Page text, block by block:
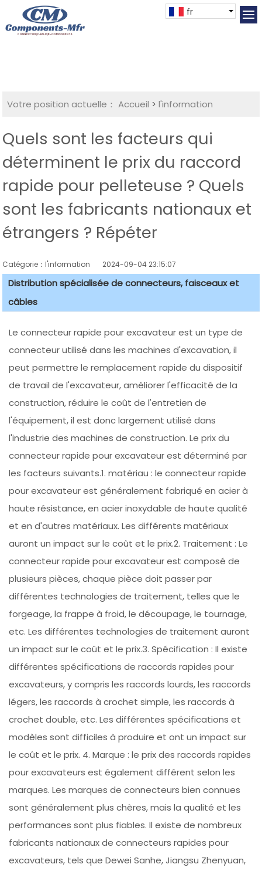
fr
Votre position actuelle： Accueil >l'information
Quels sont les facteurs qui
déterminent le prix du raccord
rapide pour pelleteuse ? Quels
sont les fabricants nationaux et
étrangers ? Répéter
Catégorie：l'information 2024-09-04 23:15:07
Distribution spécialisée de connecteurs, faisceaux et
câbles
Le connecteur rapide pour excavateur est un type de
connecteur utilisé dans les machines d'excavation, il
peut permettre le remplacement rapide du dispositif
de travail de l'excavateur, améliorer l'efficacité de la
construction, réduire le coût de l'entretien de
l'équipement, il est donc largement utilisé dans
l'industrie des machines de construction. Le prix du
connecteur rapide pour excavateur est déterminé par
les facteurs suivants.1. matériau : le connecteur rapide
pour excavateur est généralement fabriqué en acier à
haute résistance, en acier inoxydable de haute qualité
et en d'autres matériaux. Les différents matériaux
auront un impact sur le coût et le prix.2. Traitement : Le
connecteur rapide pour excavateur est composé de
plusieurs pièces, chaque pièce doit passer par
différentes technologies de traitement, telles que le
forgeage, la frappe à froid, le découpage, le tournage,
etc. Les différentes technologies de traitement auront
un impact sur le coût et le prix.3. Spécification : Il existe
différentes spécifications de raccords rapides pour
excavateurs, y compris les raccords lourds, les raccords
légers, les raccords à crochet simple, les raccords à
crochet double, etc. Les différentes spécifications et
modèles sont difficiles à produire et ont un impact sur
le coût et le prix. 4. Marque : le prix des raccords rapides
pour excavateurs est également différent selon les
marques. Les marques de connecteurs bien connues
sont généralement plus chères, mais la qualité et les
performances sont plus fiables. Il existe de nombreux
fabricants nationaux de connecteurs rapides pour
excavateurs, tels que Dewei Sanhe, Jiangsu Zhenyuan,